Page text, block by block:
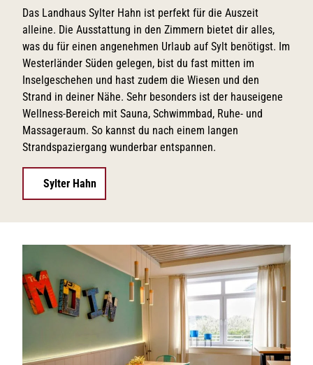
Das Landhaus Sylter Hahn ist perfekt für die Auszeit
alleine. Die Ausstattung in den Zimmern bietet dir alles,
was du für einen angenehmen Urlaub auf Sylt benötigst. Im
Westerländer Süden gelegen, bist du fast mitten im
Inselgeschehen und hast zudem die Wiesen und den
Strand in deiner Nähe. Sehr besonders ist der hauseigene
Wellness-Bereich mit Sauna, Schwimmbad, Ruhe- und
Massageraum. So kannst du nach einem langen
Strandspaziergang wunderbar entspannen.
Sylter Hahn